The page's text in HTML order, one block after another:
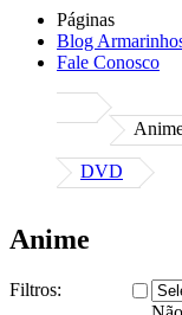
Páginas
Blog
Fale Conosco
DVD
Anime
Filtros: